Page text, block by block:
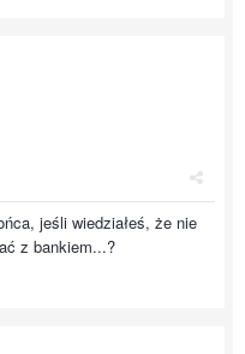
jeśli wiedziałeś, że nie
z bankiem...?